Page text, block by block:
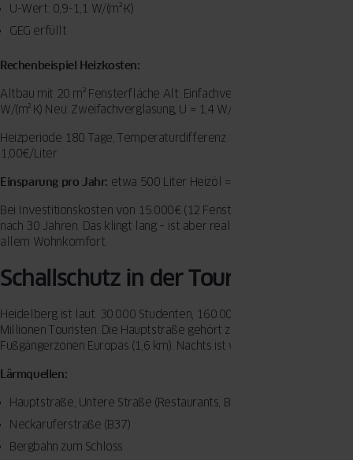
U-Wert: 0,9-1,1 W/(m²·K)
GEG erfüllt
Rechenbeispiel Heizkosten:
Altbau mit 20 m² Fensterfläche Alt: Einfachverglasung, U = 5,0
W/(m²·K) Neu: Zweifachverglasung, U = 1,4 W/(m²·K)
Heizperiode 180 Tage, Temperaturdifferenz 15°C, Heizölpreis
1,00€/Liter
Einsparung pro Jahr: etwa 500 Liter Heizöl = 500€
Bei Investitionskosten von 15.000€ (12 Fenster) amortisiert sich das
nach 30 Jahren. Das klingt lang – ist aber realistisch. Sie gewinnen vor
allem Wohnkomfort.
Schallschutz in der Touristenstadt
Heidelberg ist laut. 30.000 Studenten, 160.000 Einwohner, 3
Millionen Touristen. Die Hauptstraße gehört zu den längsten
Fußgängerzonen Europas (1,6 km). Nachts ist was los.
Lärmquellen:
Hauptstraße, Untere Straße (Restaurants, Bars)
Neckaruferstraße (B37)
Bergbahn zum Schloss